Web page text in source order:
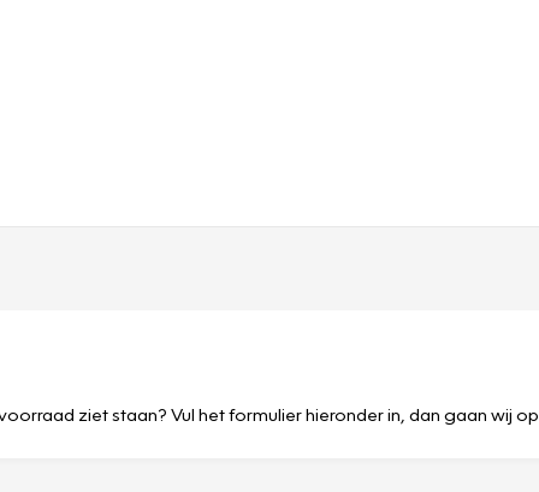
ziet staan? Vul het formulier hieronder in, dan gaan wij